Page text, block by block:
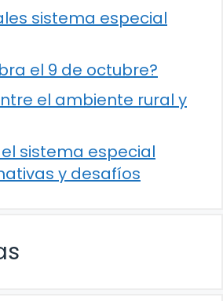
sistema especial
el 9 de octubre?
el ambiente rural y
sistema especial
y desafíos